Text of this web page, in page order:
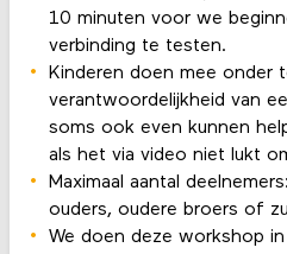
10 minuten voor we
verbinding te testen.
Kinderen doen mee onder
verantwoordelijkheid van
soms ook even kunnen
als het via video niet lukt
Maximaal aantal
ouders, oudere broers of
We doen deze workshop